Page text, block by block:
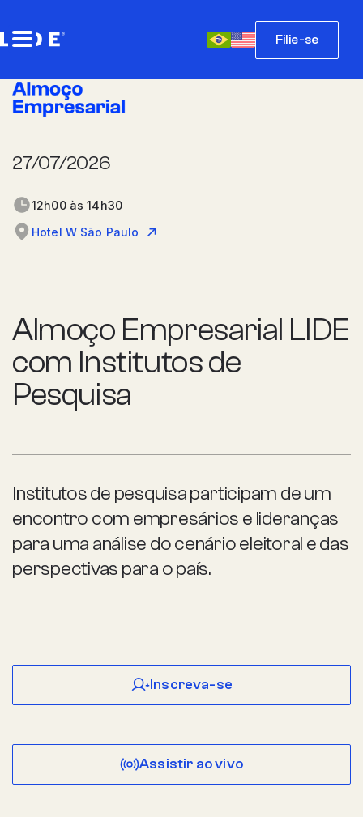
Filie-se
27/07/2026
12h00 às 14h30
Hotel W São Paulo
Almoço Empresarial LIDE
com Institutos de
Pesquisa
Institutos de pesquisa participam de um
encontro com empresários e lideranças
para uma análise do cenário eleitoral e das
perspectivas para o país.
Inscreva-se
Assistir ao vivo